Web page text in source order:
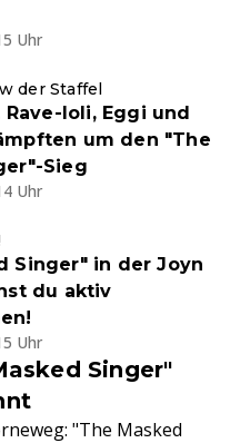
Uhr
der Staffel
Rave-Ioli, Eggi und
um den "The
Sieg
Uhr
Singer" in der Joyn
du aktiv
Uhr
Singer"
"The Masked